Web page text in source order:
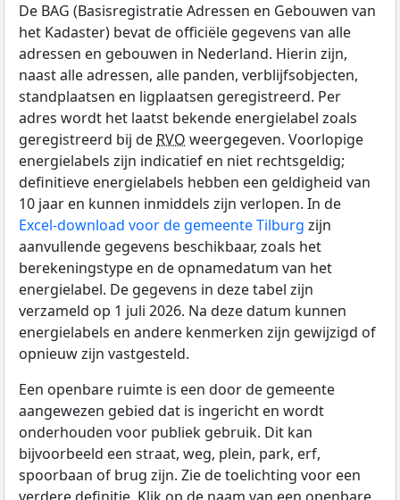
De BAG (Basisregistratie Adressen en Gebouwen van
het Kadaster) bevat de officiële gegevens van alle
adressen en gebouwen in Nederland. Hierin zijn,
naast alle adressen, alle panden, verblijfsobjecten,
standplaatsen en ligplaatsen geregistreerd. Per
adres wordt het laatst bekende energielabel zoals
geregistreerd bij de RVO weergegeven. Voorlopige
energielabels zijn indicatief en niet rechtsgeldig;
definitieve energielabels hebben een geldigheid van
10 jaar en kunnen inmiddels zijn verlopen. In de
Excel-download voor de gemeente Tilburg zijn
aanvullende gegevens beschikbaar, zoals het
berekeningstype en de opnamedatum van het
energielabel. De gegevens in deze tabel zijn
verzameld op 1 juli 2026. Na deze datum kunnen
energielabels en andere kenmerken zijn gewijzigd of
opnieuw zijn vastgesteld.
Een openbare ruimte is een door de gemeente
aangewezen gebied dat is ingericht en wordt
onderhouden voor publiek gebruik. Dit kan
bijvoorbeeld een straat, weg, plein, park, erf,
spoorbaan of brug zijn. Zie de toelichting voor een